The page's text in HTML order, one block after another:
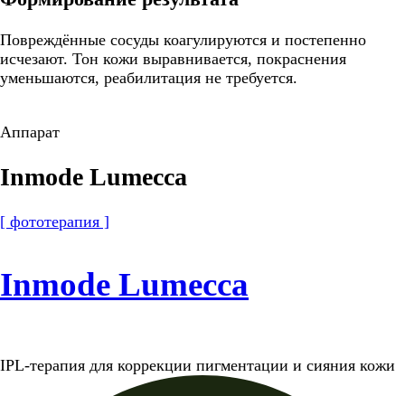
Повреждённые сосуды коагулируются и постепенно
исчезают. Тон кожи выравнивается, покраснения
уменьшаются, реабилитация не требуется.
Аппарат
Inmode Lumecca
[ фототерапия ]
Inmode Lumecca
IPL-терапия для коррекции пигментации и сияния кожи